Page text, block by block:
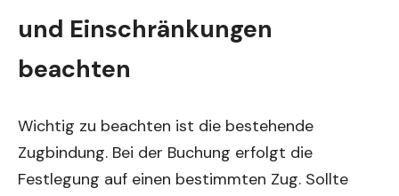
und Einschränkungen
beachten
Wichtig zu beachten ist die bestehende
Zugbindung. Bei der Buchung erfolgt die
Festlegung auf einen bestimmten Zug. Sollte